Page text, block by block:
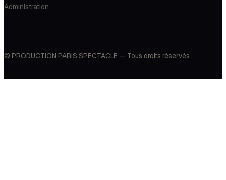
Administration
© PRODUCTION PARIS SPECTACLE — Tous droits réservés